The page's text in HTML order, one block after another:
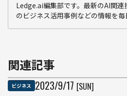
Ledge.ai編集部です。最新のAI関連
のビジネス活用事例などの情報を毎
関連記事
ビジネス 2023/9/17 [SUN]